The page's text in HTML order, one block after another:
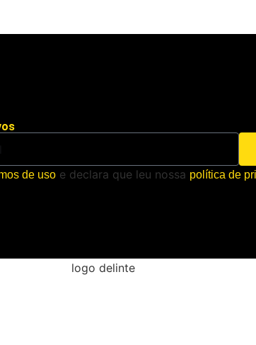
de uso e declara que leu nossa política de